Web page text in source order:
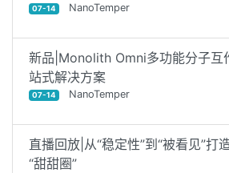
07-14 NanoTemper
新品|Monolith Omni多功能分子互
站式解决方案
07-14 NanoTemper
直播回放|从“稳定性”到“被看见”打
“甜甜圈”